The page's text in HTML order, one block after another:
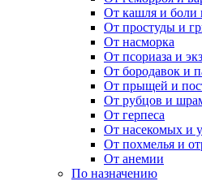
От кашля и боли
От простуды и
От насморка
Oт псориаза и
От бородавок и
От прыщей и
От рубцов и
От герпеса
От насекомых и
От похмелья и
От анемии
По назначению